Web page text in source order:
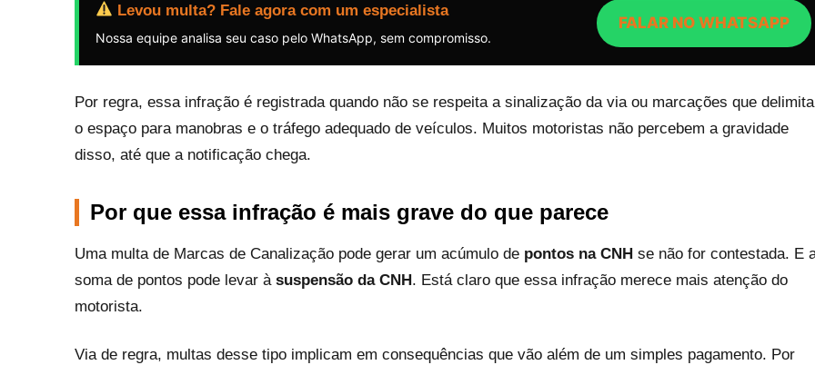
Levou multa? Fale agora com um especialista
Nossa equipe analisa seu caso pelo WhatsApp, sem compromisso.
FALAR NO WHATSAPP
Por regra, essa infração é registrada quando não se respeita a sinalização da via ou marcações que
o espaço para manobras e o tráfego adequado de veículos. Muitos motoristas não percebem a gravidade
disso, até que a notificação chega.
Por que essa infração é mais grave do que parece
Uma multa de Marcas de Canalização pode gerar um acúmulo de pontos na CNH se não for contestada. E
soma de pontos pode levar à suspensão da CNH. Está claro que essa infração merece mais atenção do
motorista.
Via de regra, multas desse tipo implicam em consequências que vão além de um simples pagamento. Por